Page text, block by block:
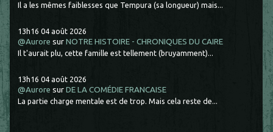
Il a les mêmes faiblesses que Tempura (sa longueur) mais...
13h16 04 août 2026
@Aurore surNOTRE HISTOIRE - CHRONIQUES DU CAIRE
Il t'aurait plu, cette famille est tellement (bruyamment)...
13h16 04 août 2026
@Aurore surDE LA COMÉDIE FRANCAISE
La partie charge mentale est de trop. Mais cela reste de...